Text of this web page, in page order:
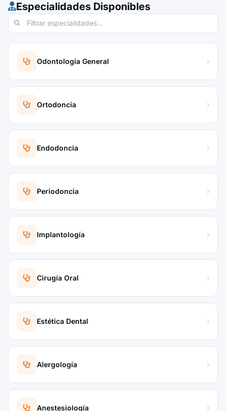
Especialidades Disponibles
Odontología General
Ortodoncia
Endodoncia
Periodoncia
Implantología
Cirugía Oral
Estética Dental
Alergología
Anestesiología